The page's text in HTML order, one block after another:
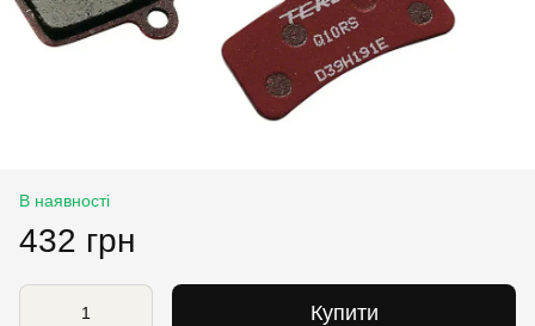
В наявності
432 грн
Купити